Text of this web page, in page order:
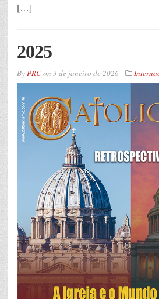
[…]
2025
ByPRCon 3 de janeiro de 2026